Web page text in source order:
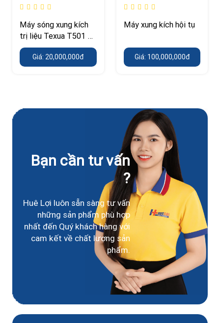
Máy sóng xung kích
trị liệu Texua T501 –
áp suất 0,5–10 Bar, 7
đầu bắn
Giá: 20,000,000đ
Máy xung kích hội tụ
Giá: 100,000,000đ
Bạn cần tư vấn
?
Huê Lợi luôn sẵn sàng tư vấn
những sản phẩm phù hợp
nhất đến Quý khách hàng với
cam kết về chất lượng sản
phẩm.